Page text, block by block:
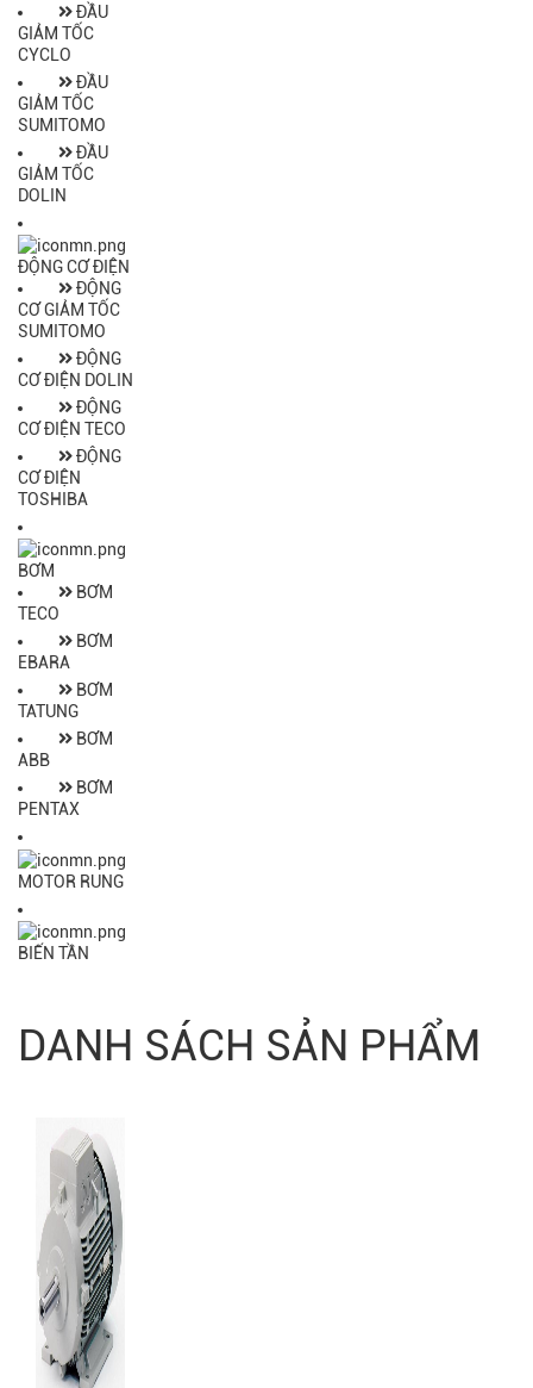
ĐẦU
GIẢM TỐC
CYCLO
ĐẦU
GIẢM TỐC
SUMITOMO
ĐẦU
GIẢM TỐC
DOLIN
ĐỘNG CƠ ĐIỆN
ĐỘNG
CƠ GIẢM TỐC
SUMITOMO
ĐỘNG
CƠ ĐIỆN DOLIN
ĐỘNG
CƠ ĐIỆN TECO
ĐỘNG
CƠ ĐIỆN
TOSHIBA
BƠM
BƠM
TECO
BƠM
EBARA
BƠM
TATUNG
BƠM
ABB
BƠM
PENTAX
MOTOR RUNG
BIẾN TẦN
DANH SÁCH SẢN PHẨM